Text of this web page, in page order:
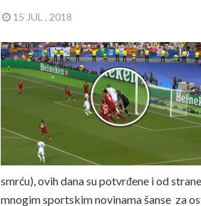
15 JUL , 2018
smrću), ovih dana su potvrđene i od
mnogim sportskim novinama šanse za